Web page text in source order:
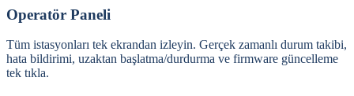
Operatör Paneli
Tüm istasyonları tek ekrandan izleyin. Gerçek zamanlı durum takibi,
hata bildirimi, uzaktan başlatma/durdurma ve firmware güncelleme
tek tıkla.